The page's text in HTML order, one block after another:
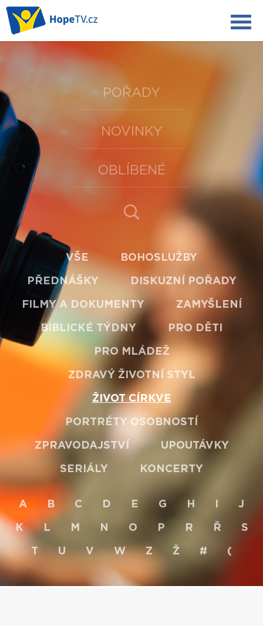
POŘADY
NOVINKY
OBLÍBENÉ
VŠE BOHOSLUŽBY
PŘEDNÁŠKY DISKUZNÍ POŘADY
FILMY A DOKUMENTY ZAMYŠLENÍ
BIBLICKÉ TÝDNY PRO DĚTI
PRO MLÁDEŽ
ZDRAVÝ ŽIVOTNÍ STYL
ŽIVOT CÍRKVE
PORTRÉTY OSOBNOSTÍ
ZPRAVODAJSTVÍ UPOUTÁVKY
SERIÁLY KONCERTY
A B C D E G H J
K L M N O P R Ř S
T U V W Z Ž # (